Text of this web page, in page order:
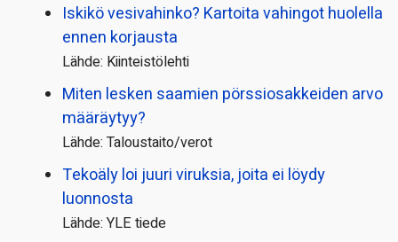
Iskikö vesivahinko? Kartoita vahingot huolella
ennen korjausta
Lähde: Kiinteistölehti
Miten lesken saamien pörssi­osakkeiden arvo
määräytyy?
Lähde: Taloustaito/verot
Tekoäly loi juuri viruksia, joita ei löydy
luonnosta
Lähde: YLE tiede